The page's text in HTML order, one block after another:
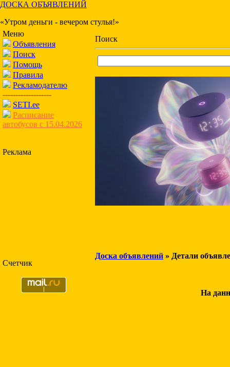
ДОСКА ОБЪЯВЛЕНИЙ
«Утром деньги - вечером стулья!»
Меню
Объявления
Поиск
Помощь
Правила
Рекламодателю
-------------------
SETI.ee
Расписание
автобусов с 15.04.2026
Реклама
Счетчик
Поиск
Доска объявлений » Детали
На